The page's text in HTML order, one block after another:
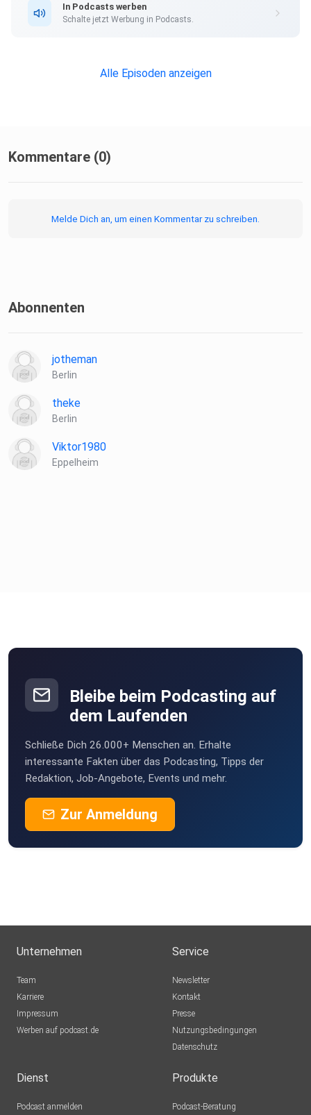
In Podcasts werben
Schalte jetzt Werbung in Podcasts.
Alle Episoden anzeigen
Kommentare (0)
Melde Dich an, um einen Kommentar zu schreiben.
Abonnenten
jotheman
Berlin
theke
Berlin
Viktor1980
Eppelheim
Bleibe beim Podcasting auf
dem Laufenden
Schließe Dich 26.000+ Menschen an. Erhalte
interessante Fakten über das Podcasting, Tipps der
Redaktion, Job-Angebote, Events und mehr.
Zur Anmeldung
Unternehmen
Team
Karriere
Impressum
Werben auf podcast.de
Service
Newsletter
Kontakt
Presse
Nutzungsbedingungen
Datenschutz
Dienst
Podcast anmelden
Produkte
Podcast-Beratung